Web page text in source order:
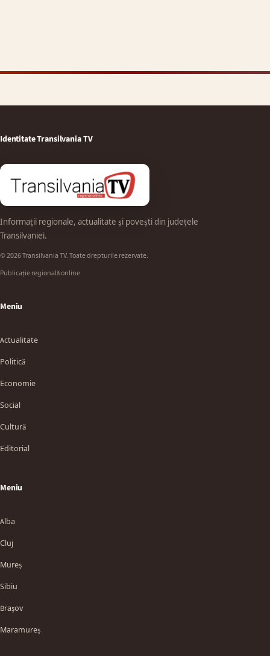
Identitate Transilvania TV
Informații regionale, actualitate și povești din județele
Transilvaniei.
© 2026 Transilvania TV. Toate drepturile rezervate.
Publicație regională online
Meniu
Actualitate
Politică
Economie
Social
Cultură
Editorial
Meniu
Alba
Cluj
Mureș
Sibiu
Brașov
Maramureș